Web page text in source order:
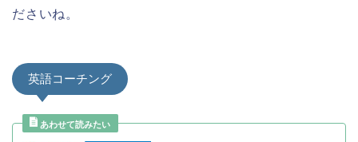
ださいね。
英語コーチング